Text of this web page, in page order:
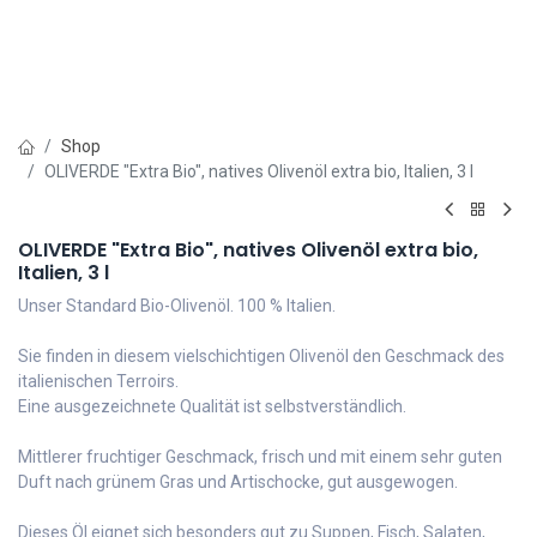
Shop
OLIVERDE "Extra Bio", natives Olivenöl extra bio, Italien, 3 l
OLIVERDE "Extra Bio", natives Olivenöl extra bio,
Italien, 3 l
Unser Standard Bio-Olivenöl. 100 % Italien.
Sie finden in diesem vielschichtigen Olivenöl den Geschmack des
italienischen Terroirs.
Eine ausgezeichnete Qualität ist selbstverständlich.
Mittlerer fruchtiger Geschmack, frisch und mit einem sehr guten
Duft nach grünem Gras und Artischocke, gut ausgewogen.
Dieses Öl eignet sich besonders gut zu Suppen, Fisch, Salaten,